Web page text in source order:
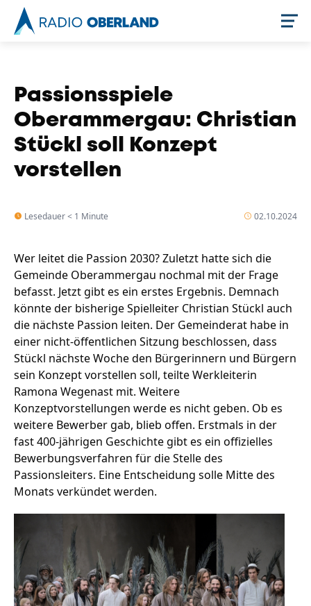
Stellenangebote
Unternehmen
Das geheime Geräusch
Wandern
Fotobox
Amphibienschutz
Team
Programm
Nachgehört
Podcast
Newsletter
Zeit fürs Oberland
Handwerker
Passionsspiele
Oberammergau: Christian
Stückl soll Konzept
vorstellen
Lesedauer < 1 Minute 02.10.2024
Wer leitet die Passion 2030? Zuletzt hatte sich die
Gemeinde Oberammergau nochmal mit der Frage
befasst. Jetzt gibt es ein erstes Ergebnis. Demnach
könnte der bisherige Spielleiter Christian Stückl auch
die nächste Passion leiten. Der Gemeinderat habe in
einer nicht-öffentlichen Sitzung beschlossen, dass
Stückl nächste Woche den Bürgerinnern und Bürgern
sein Konzept vorstellen soll, teilte Werkleiterin
Ramona Wegenast mit. Weitere
Konzeptvorstellungen werde es nicht geben. Ob es
weitere Bewerber gab, blieb offen. Erstmals in der
fast 400-jährigen Geschichte gibt es ein offizielles
Bewerbungsverfahren für die Stelle des
Passionsleiters. Eine Entscheidung solle Mitte des
Monats verkündet werden.